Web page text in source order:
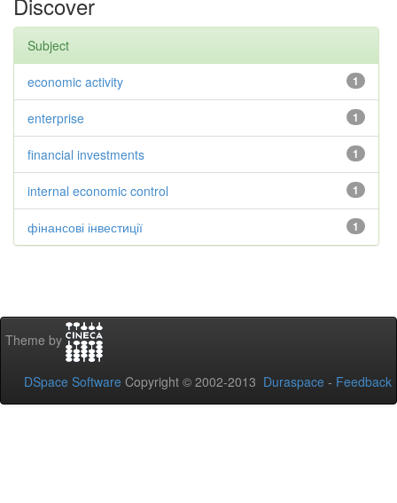
Subject
1
economic activity
1
enterprise
1
financial investments
1
internal economic control
1
фінансові інвестиції
Theme by
DSpace Software Copyright © 2002-2013 Duraspace - Feedback